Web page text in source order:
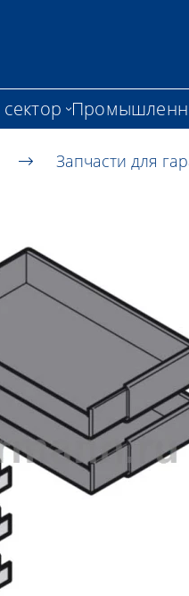
Запчасти для